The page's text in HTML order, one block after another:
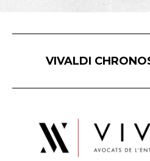
VIVALDI